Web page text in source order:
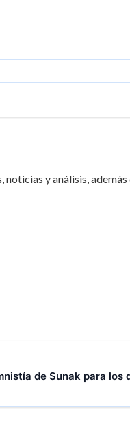
y análisis,
de Sunak para